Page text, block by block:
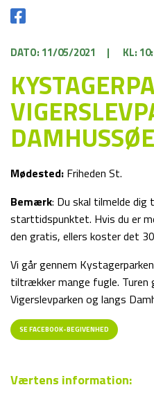
DATO: 11/05/2021 | KL:
Mødested: Friheden St.
Bemærk: Du skal tilmelde
starttidspunktet. Hvis du er
den gratis, ellers koster det
Vi går gennem
tiltrækker mange fugle. Turen
Vigerslevparken og langs
SE FACEBOOK-BEGIVENHED
Værtens information: